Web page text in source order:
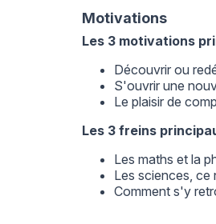
Motivations
Les 3 motivations
Découvrir ou
S'ouvrir une
Le plaisir de
Les 3 freins
Les maths et la
Les sciences,
Comment s'y